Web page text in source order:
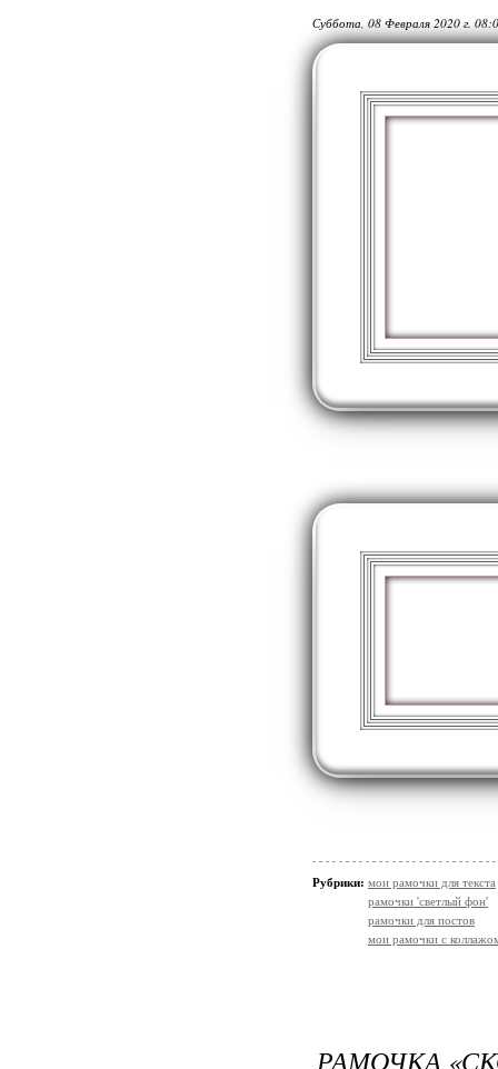
Суббота, 08 Февраля 2020 г.
Рубрики: мои рамочки для текста
рамочки 'светлый фон'
рамочки для постов
мои рамочки с
РАМОЧКА